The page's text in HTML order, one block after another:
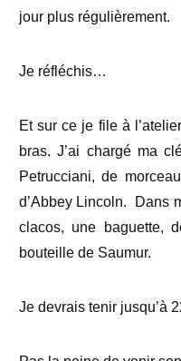
jour plus régulièrement.
Je réfléchis…
Et sur ce je file à
bras. J’ai chargé ma
Petrucciani, de
d’Abbey Lincoln. Dans
clacos, une baguette,
bouteille de Saumur.
Je devrais tenir jusqu’à